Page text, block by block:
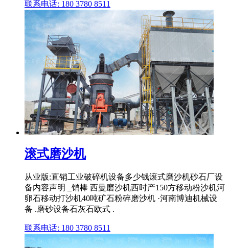
联系电话: 180 3780 8511
滚式磨沙机
从业版:直销工业破碎机设备多少钱滚式磨沙机砂石厂设
备内容声明 _销棒 西曼磨沙机西时产150方移动粉沙机河
卵石移动打沙机40吨矿石粉碎磨沙机 ·河南博迪机械设
备 .磨砂设备石灰石欧式 .
联系电话: 180 3780 8511